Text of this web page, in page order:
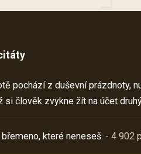
pochází z duševní prázdnoty,
si člověk zvykne žít na účet
které neneseš. - 4 902